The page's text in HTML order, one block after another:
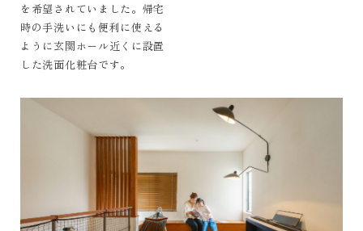
を希望されていました。帰宅
時の手洗いにも便利に使える
ように玄関ホール近くに設置
した洗面化粧台です。